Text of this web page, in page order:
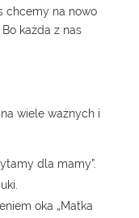
chcemy na nowo
każda z nas
wiele ważnych i
dla mamy”.
oka „Matka